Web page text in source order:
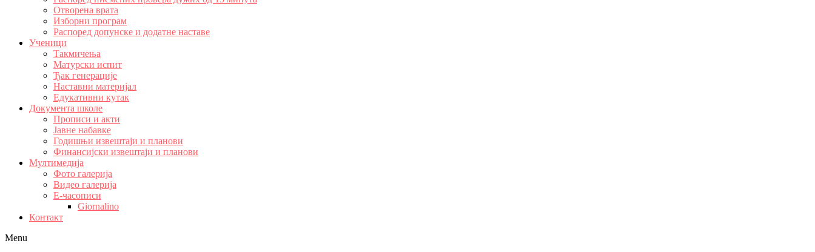
Отворена врата
Изборни програм
Распоред допунске и додатне наставе
Ученици
Такмичења
Матурски испит
Ђак генерације
Наставни материјал
Едукативни кутак
Документа школе
Прописи и акти
Јавне набавке
Годишњи извештаји и планови
Финансијски извештаји и планови
Мултимедија
Фото галерија
Видео галерија
Е-часописи
Giornalino
Контакт
Menu